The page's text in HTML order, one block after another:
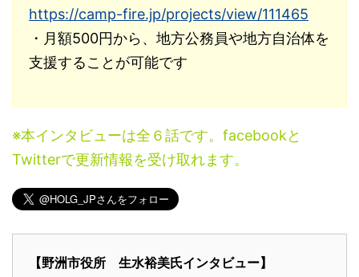
https://camp-fire.jp/projects/view/111465
・月額500円から、地方公務員や地方自治体を
支援することが可能です
※本インタビューは全６話です。facebookと
Twitterで更新情報を受け取れます。
【野洲市役所 生水裕美氏インタビュー】